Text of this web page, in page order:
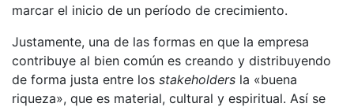
marcar el inicio de un período de crecimiento.
Justamente, una de las formas en que la empresa
contribuye al bien común es creando y distribuyendo
de forma justa entre los stakeholders la «buena
riqueza», que es material, cultural y espiritual. Así se